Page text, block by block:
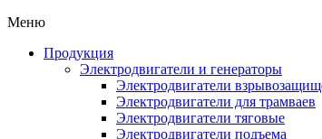
Меню
Продукция
Электродвигатели и генераторы
Электродвигатели
Электродвигатели для трамваев
Электродвигатели тяговые
Электродвигатели подъема